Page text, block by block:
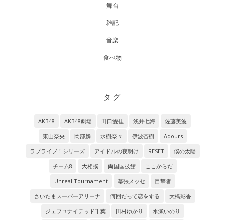
舞台
雑記
音楽
食べ物
タグ
AKB48 AKB48劇場 田口愛佳 浅井七海
佐藤美波
東山奈央
岡部麟 水樹奈々 伊波杏樹
Aqours
ラブライブ！シリーズ
アイドルの夜明け RESET
僕の太陽
チーム8
大相撲 両国国技館
ここからだ
Unreal Tournament
幕張メッセ
目撃者
さいたまスーパーアリーナ
何回だって恋をする
大橋彩香
ジェフユナイテッド千葉
田村ゆかり
水瀬いのり